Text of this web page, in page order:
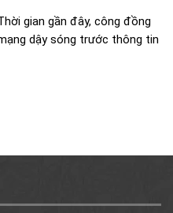
gian gần đây, công đồng
dậy sóng trước thông tin